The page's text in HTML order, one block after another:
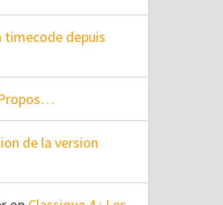
timecode depuis
de la version